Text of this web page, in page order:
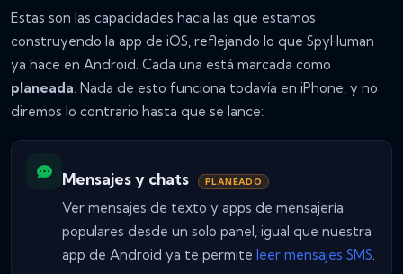
Estas son las capacidades hacia las que estamos
construyendo la app de iOS, reflejando lo que SpyHuman
ya hace en Android. Cada una está marcada como
planeada. Nada de esto funciona todavía en iPhone, y no
diremos lo contrario hasta que se lance:
Mensajes y chats PLANEADO
Ver mensajes de texto y apps de mensajería
populares desde un solo panel, igual que nuestra
app de Android ya te permite leer mensajes SMS.